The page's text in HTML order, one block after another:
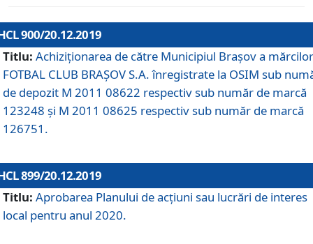
900/20.12.2019
Titlu: Achiziționarea de către Municipiul Brașov a mărcilor
FOTBAL CLUB BRAȘOV S.A. înregistrate la OSIM sub
de depozit M 2011 08622 respectiv sub număr de marcă
123248 și M 2011 08625 respectiv sub număr de marcă
126751.
899/20.12.2019
Titlu: Aprobarea Planului de acţiuni sau lucrări de interes
local pentru anul 2020.